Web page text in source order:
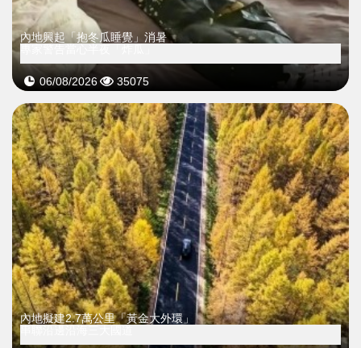
內地興起「抱冬瓜睡覺」消暑
06/08/2026 35075
內地擬建2.7萬公里「黃金大外環」